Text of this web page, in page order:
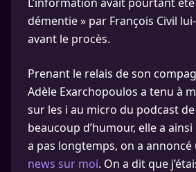
démentie » par François Civil
avant le procès.
Prenant le relais de son
Adèle Exarchopoulos a tenu à
sur les i au micro du podcast de
beaucoup d’humour, elle a ainsi
a pas longtemps, on a annoncé
news sur moi. On a dit que